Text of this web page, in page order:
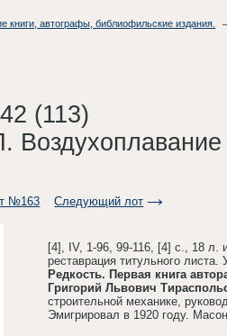
книги, автографы, библиофильские издания.
(113)
№163 Следующий лот
[4], IV, 1-96, 99-116, [4] с., 18 л.
реставрация титульного
Редкость. Первая книга
Григорий Львович
строительной механике,
Эмигрировал в 1920 году.